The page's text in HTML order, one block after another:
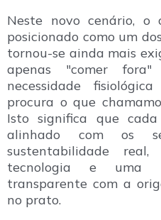
Neste novo cenário, o
posicionado como um
tornou-se ainda mais
apenas "comer
necessidade
procura o que
Isto significa que
alinhado com os
sustentabilidade
tecnologia e uma
transparente com a
no prato.